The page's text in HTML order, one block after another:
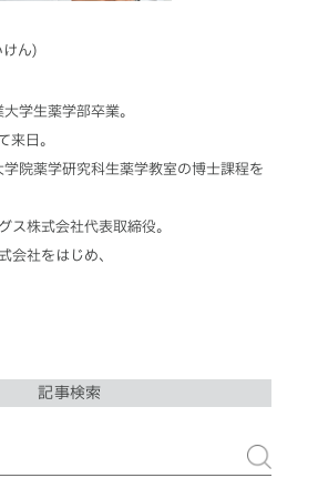
ん)
学生薬学部卒業。
来日。
院薬学研究科生薬学教室の博士課程を
ス株式会社代表取締役。
会社をはじめ、
記事検索